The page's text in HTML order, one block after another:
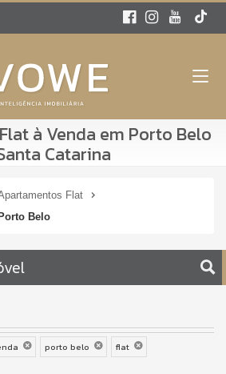
à Venda em Porto Belo
Catarina
Flat
Porto Belo
porto belo
flat